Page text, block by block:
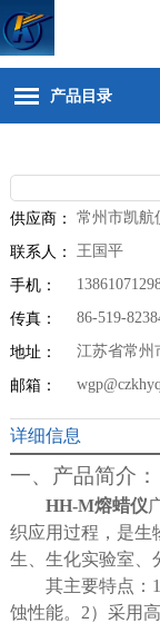
产品目录
供应商： 常州市凯航
联系人： 王国平
手机：
传真： 86-519-
地址： 江苏省常州
邮箱：
详细信息
一、产品简介：
HH-M熔蜡仪
织应用过程，是生
生、生化实验室、
其主要特点： 1
蚀性能。 2）采用